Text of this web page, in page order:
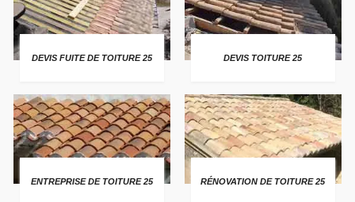
DEVIS FUITE DE TOITURE 25 DEVIS TOITURE 25
ENTREPRISE DE TOITURE 25 RÉNOVATION DE TOITURE 25